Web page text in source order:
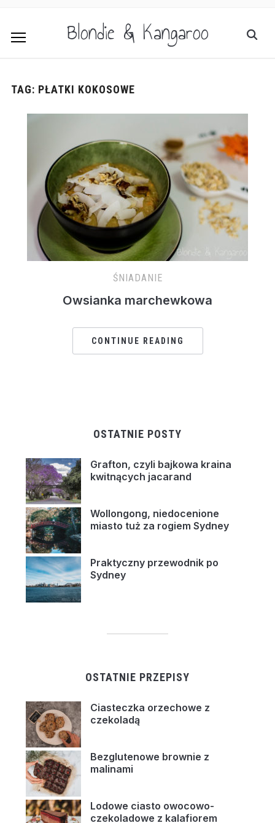
Blondie & Kangaroo
TAG: PŁATKI KOKOSOWE
ŚNIADANIE
Owsianka marchewkowa
CONTINUE READING
OSTATNIE POSTY
Grafton, czyli bajkowa kraina
kwitnących jacarand
Wollongong, niedocenione
miasto tuż za rogiem Sydney
Praktyczny przewodnik po
Sydney
OSTATNIE PRZEPISY
Ciasteczka orzechowe z
czekoladą
Bezglutenowe brownie z
malinami
Lodowe ciasto owocowo-
czekoladowe z kalafiorem